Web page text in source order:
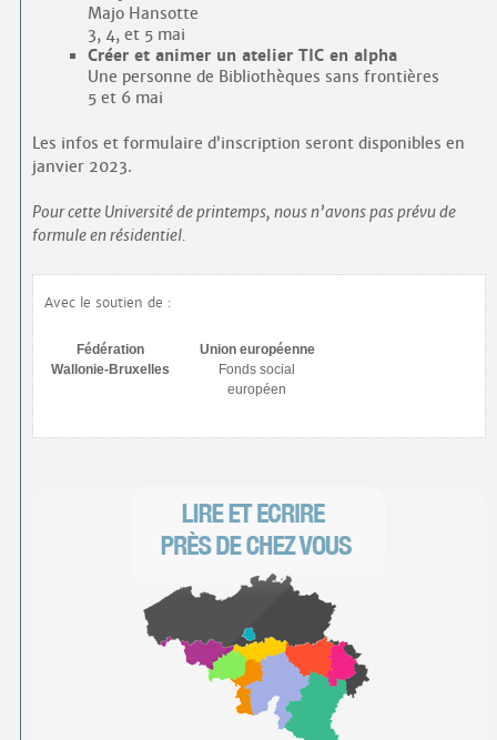
Majo Hansotte
3, 4, et 5 mai
Créer et animer un atelier TIC en alpha
Une personne de Bibliothèques sans frontières
5 et 6 mai
Les infos et formulaire d’inscription seront disponibles en
janvier 2023.
Pour cette Université de printemps, nous n’avons pas prévu de
formule en résidentiel.
Avec le soutien de :
Fédération
Wallonie-Bruxelles
Union européenne
Fonds social
européen